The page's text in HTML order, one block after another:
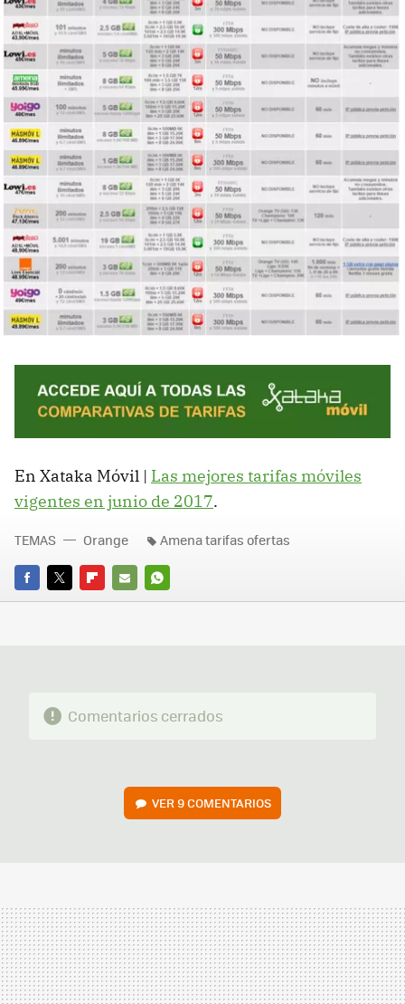
En Xataka Móvil | Las mejores tarifas móviles
vigentes en junio de 2017.
FACEBOOK
TWITTERFLIPBOARD
E-
WHATSAPP
TEMAS Orange Amena tarifas ofertas
Comentarios cerrados
VER9 COMENTARIOS